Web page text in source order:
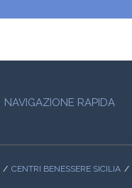
NAVIGAZIONE RAPIDA
CENTRI BENESSERE SICILIA